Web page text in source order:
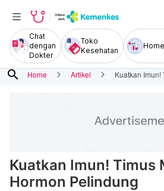
Chat
dengan
Dokter
Toko
Kesehatan
search Home Artikel Kuatkan
Kuatkan Imun! Timus
Hormon Pelindung